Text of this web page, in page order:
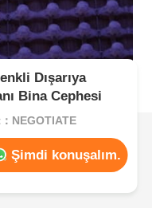
Dışarıya
Bina Cephesi
NEGOTIATE
Şimdi konuşalım.